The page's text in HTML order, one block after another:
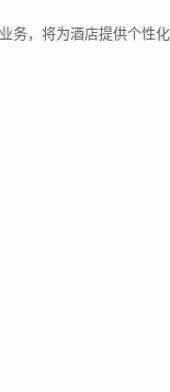
务，将为酒店提供个性